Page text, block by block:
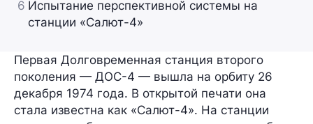
6 Испытание перспективной системы на
станции «Салют-4»
Первая Долговременная станция второго
поколения — ДОС-4 — вышла на орбиту 26
декабря 1974 года. В открытой печати она
стала известна как «Салют-4». На станции